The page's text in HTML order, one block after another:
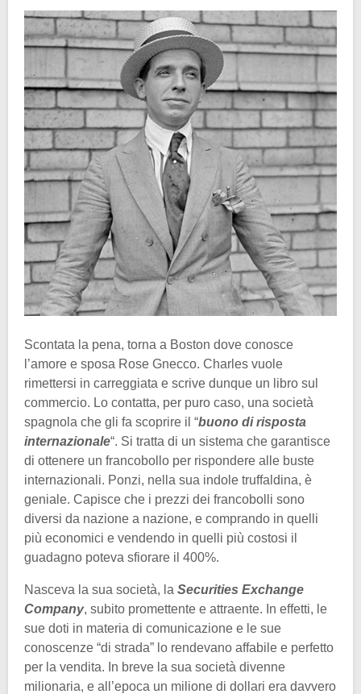
Scontata la pena, torna a Boston dove conosce
l’amore e sposa Rose Gnecco. Charles vuole
rimettersi in carreggiata e scrive dunque un libro sul
commercio. Lo contatta, per puro caso, una società
spagnola che gli fa scoprire il “buono di risposta
internazionale“. Si tratta di un sistema che garantisce
di ottenere un francobollo per rispondere alle buste
internazionali. Ponzi, nella sua indole truffaldina, è
geniale. Capisce che i prezzi dei francobolli sono
diversi da nazione a nazione, e comprando in quelli
più economici e vendendo in quelli più costosi il
guadagno poteva sfiorare il 400%.
Nasceva la sua società, la Securities Exchange
Company, subito promettente e attraente. In effetti, le
sue doti in materia di comunicazione e le sue
conoscenze “di strada” lo rendevano affabile e perfetto
per la vendita. In breve la sua società divenne
milionaria, e all’epoca un milione di dollari era davvero